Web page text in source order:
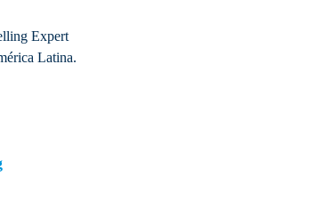
Expert
Latina.